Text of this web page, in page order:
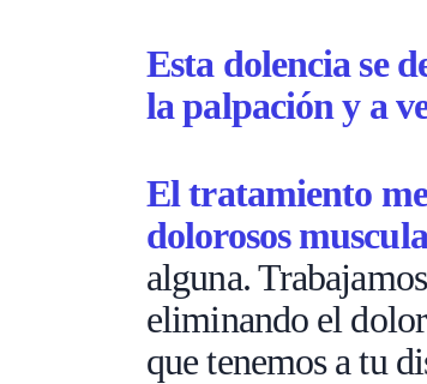
Esta dolencia se
la palpación y a
El tratamiento
dolorosos
alguna.
eliminando el
que tenemos a tu